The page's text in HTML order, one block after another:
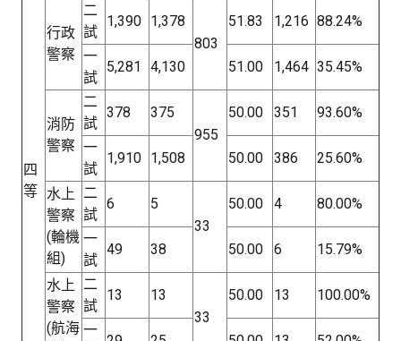
四
等
行政
警察
二
試
1,390 1,378
803
51.83 1,216 88.24%
一
試
5,281 4,130 51.00 1,464 35.45%
消防
警察
二
試
378
375
955
50.00 351 93.60%
一
試
1,910 1,508 50.00 386 25.60%
水上
警察
(輪機
組)
二
試
6
5
33
50.00 4 80.00%
一
試
49 38 50.00 6 15.79%
水上
警察
(航海
二
試
13
13
33
50.00 13 100.00%
一